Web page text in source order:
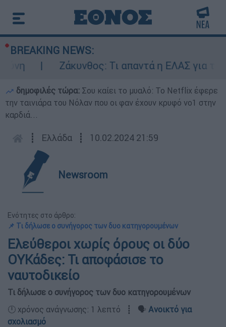
BREAKING NEWS:
Ζάκυνθος: Τι απαντά η ΕΛΑΣ για τους
δημοφιλές τώρα: Σου καίει το μυαλό: Το Netflix έφερε
την ταινιάρα του Νόλαν που οι φαν έχουν κρυφό νο1 στην
καρδιά...
┋ Ελλάδα ┋ 10.02.2024 21:59
Newsroom
Ενότητες στο άρθρο:
📌 Τι δήλωσε ο συνήγορος των δυο κατηγορουμένων
Ελεύθεροι χωρίς όρους οι δύο
ΟΥΚάδες: Τι αποφάσισε το
ναυτοδικείο
Τι δήλωσε ο συνήγορος των δυο κατηγορουμένων
🕛 χρόνος ανάγνωσης: 1 λεπτό ┋ 🗣️ Ανοικτό για
σχολιασμό